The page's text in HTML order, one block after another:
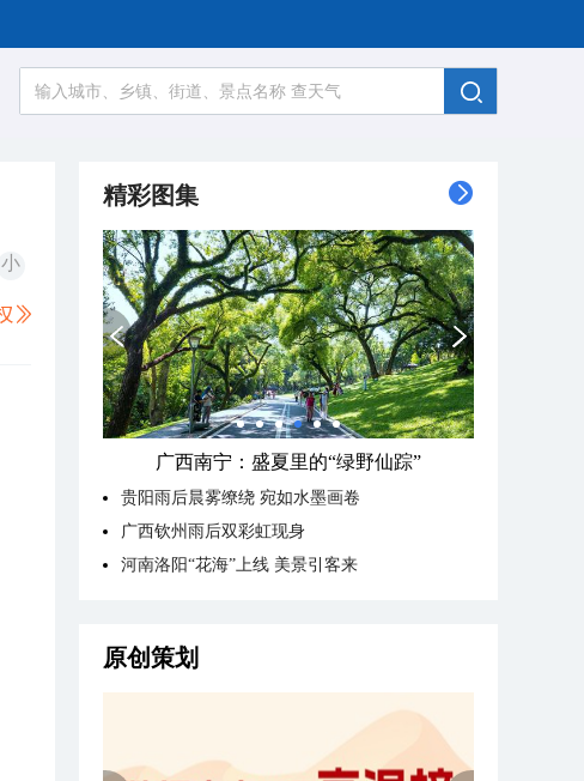
小
精彩图集
广西南宁：盛夏里的“绿野仙踪”
贵阳雨后晨雾缭绕 宛如水墨画卷
广西钦州雨后双彩虹现身
河南洛阳“花海”上线 美景引客来
原创策划